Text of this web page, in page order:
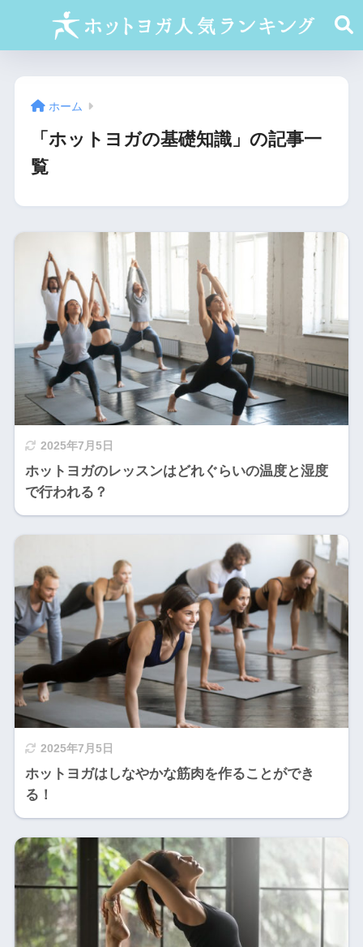
ホーム
「ホットヨガの基礎知識」の記事一
覧
2025年7月5日
ホットヨガのレッスンはどれぐらいの温度と湿度
で行われる？
2025年7月5日
ホットヨガはしなやかな筋肉を作ることができ
る！